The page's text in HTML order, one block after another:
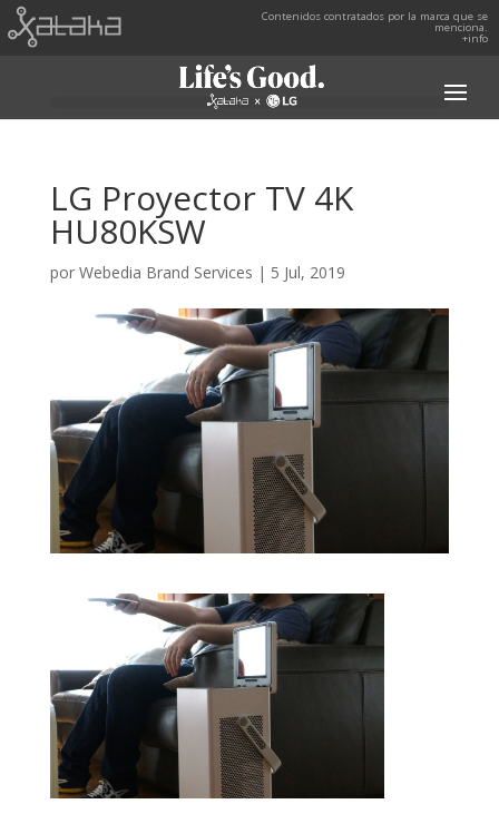
Contenidos contratados por la marca que se
menciona.
+info
LG Proyector TV 4K
HU80KSW
por Webedia Brand Services | 5 Jul, 2019